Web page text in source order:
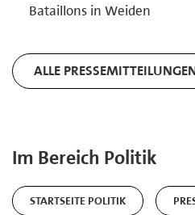
Bataillons in Weiden
ALLE
Im Bereich Politik
STARTSEITE POLITIK